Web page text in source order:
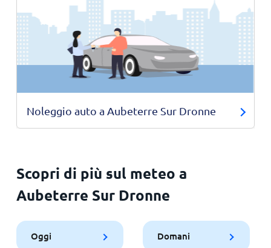
Noleggio auto a Aubeterre Sur Dronne
Scopri di più sul meteo a
Aubeterre Sur Dronne
Oggi Domani